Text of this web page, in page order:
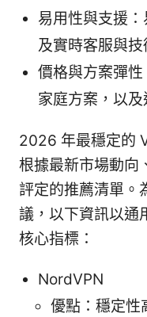
易用性與支援
及實時客服與技
價格與方案彈
家庭方案，以及
2026 年最穩定的
根據最新市場動向
評定的推薦清單。
議，以下資訊以通
核心指標：
NordVPN
優點：穩定性